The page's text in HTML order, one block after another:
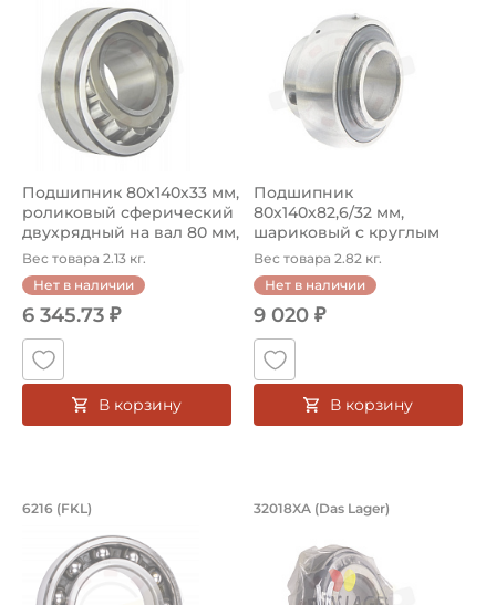
Подшипник 80х140х33 мм,
роликовый сферический
двухрядный на вал 80 мм,
...
Вес товара 2.13 кг.
Нет в наличии
6 345.73 ₽
В корзину
Подшипник
80х140х82,6/32 мм,
шариковый с круглым
отверстием на вал 80 м...
Вес товара 2.82 кг.
Нет в наличии
9 020 ₽
В корзину
Подшипник 80х140х26 мм,
6216 (FKL) Подшипник
32018XA (Das Lager)